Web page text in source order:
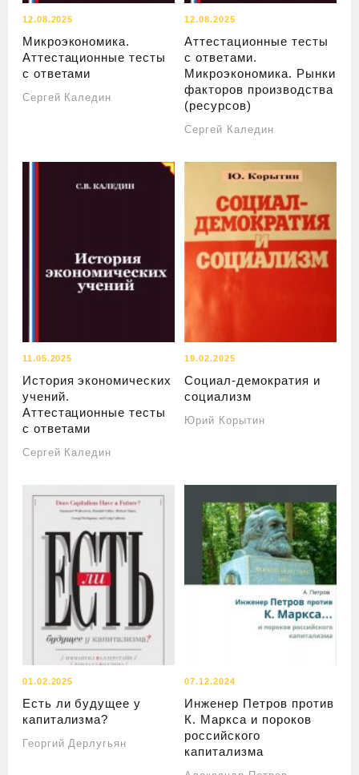
12.08.2025
Микроэкономика.
Аттестационные тесты
с ответами
Сергей Каледин
12.08.2025
Аттестационные тесты
с ответами.
Микроэкономика. Рынки
факторов производства
(ресурсов)
Сергей Каледин
11.05.2025
История экономических
учений.
Аттестационные тесты
с ответами
Сергей Каледин
19.02.2025
Социал-демократия и
социализм
Юрий Корытин
01.02.2025
Есть ли будущее у
капитализма?
Георгий Дерлугьян
07.12.2024
Инженер Петров против
К. Маркса и пороков
российского
капитализма